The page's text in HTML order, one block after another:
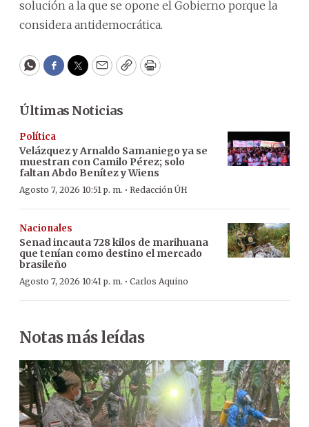
solución a la que se opone el Gobierno porque la
considera antidemocrática.
WhatsApp
Facebook
Twitter
EmailCopyPrint
Últimas Noticias
Política
Velázquez y Arnaldo Samaniego ya se
muestran con Camilo Pérez; solo
faltan Abdo Benítez y Wiens
Agosto 7, 2026 10:51 p. m. · Redacción ÚH
Nacionales
Senad incauta 728 kilos de marihuana
que tenían como destino el mercado
brasileño
Agosto 7, 2026 10:41 p. m. · Carlos Aquino
Notas más leídas